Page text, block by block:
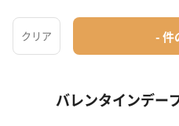
バレンタインデー